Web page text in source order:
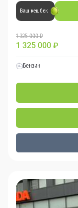
Ваш кешбек
1 325 000 ₽
1 325 000 ₽
Бензин